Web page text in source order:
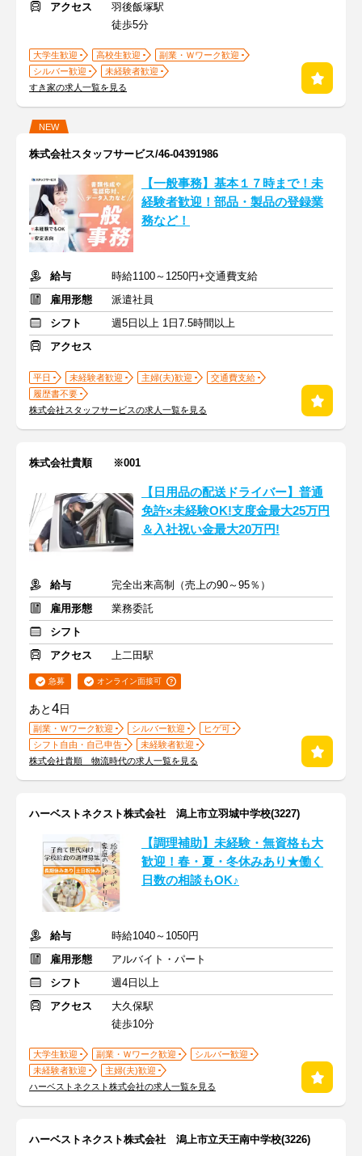
アクセス
羽後飯塚駅
徒歩5分
大学生歓迎 高校生歓迎
副業・Ｗワーク歓迎
シルバー歓迎
未経験者歓迎
すき家の求人一覧を見る
NEW
株式会社スタッフサービス/46-04391986
【一般事務】基本１７時まで！未
経験者歓迎！部品・製品の登録業
務など！
給与
時給1100～1250円+交通費支給
雇用形態
派遣社員
シフト
週5日以上 1日7.5時間以上
アクセス
平日 未経験者歓迎 主婦(夫)歓迎
交通費支給
履歴書不要
株式会社スタッフサービスの求人一覧を見る
株式会社貴順 ※001
【日用品の配送ドライバー】普通
免許×未経験OK!支度金最大25万円
＆入社祝い金最大20万円!
給与
完全出来高制（売上の90～95％）
雇用形態
業務委託
シフト
アクセス
上二田駅
急募 オンライン面接可
あと4日
副業・Ｗワーク歓迎 シルバー歓迎
ヒゲ可
シフト自由・自己申告
未経験者歓迎
株式会社貴順 物流時代の求人一覧を見る
ハーベストネクスト株式会社 潟上市立羽城中学校(3227)
【調理補助】未経験・無資格も大
歓迎！春・夏・冬休みあり★働く
日数の相談もOK♪
給与
時給1040～1050円
雇用形態
アルバイト・パート
シフト
週4日以上
アクセス
大久保駅
徒歩10分
大学生歓迎 副業・Ｗワーク歓迎
シルバー歓迎
未経験者歓迎
主婦(夫)歓迎
ハーベストネクスト株式会社の求人一覧を見る
ハーベストネクスト株式会社 潟上市立天王南中学校(3226)